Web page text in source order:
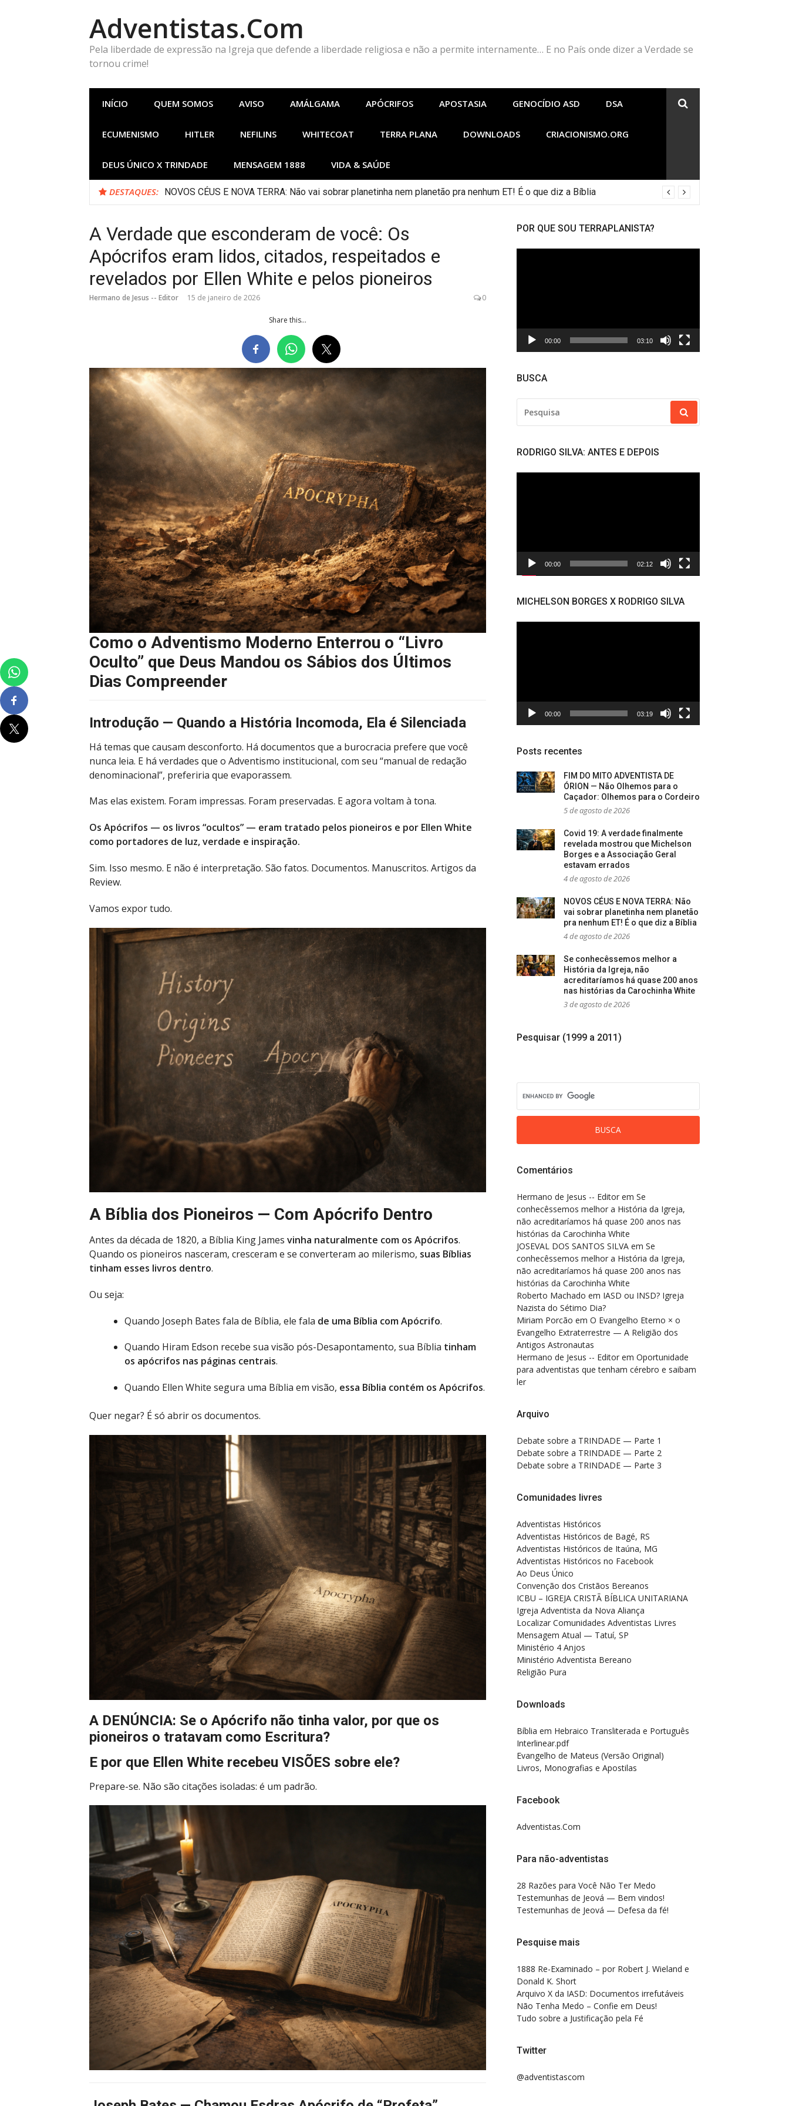
Adventistas.Com
Pela liberdade de expressão na Igreja que defende a liberdade religiosa e não a permite internamente… E no País onde dizer a Verdade se
tornou crime!
INÍCIO QUEM SOMOS AVISO AMÁLGAMA APÓCRIFOS APOSTASIA GENOCÍDIO ASD DSA
ECUMENISMO HITLER NEFILINS WHITECOAT TERRA PLANA DOWNLOADS CRIACIONISMO.ORG
DEUS ÚNICO X TRINDADE MENSAGEM 1888 VIDA & SAÚDE
DESTAQUES: NOVOS CÉUS E NOVA TERRA: Não vai sobrar planetinha nem planetão pra nenhum ET! É o que diz a Bíblia
A Verdade que esconderam de você: Os
Apócrifos eram lidos, citados, respeitados e
revelados por Ellen White e pelos pioneiros
Hermano de Jesus -- Editor 15 de janeiro de 2026 0
Share this...
Como o Adventismo Moderno Enterrou o “Livro
Oculto” que Deus Mandou os Sábios dos Últimos
Dias Compreender
Introdução — Quando a História Incomoda, Ela é Silenciada
Há temas que causam desconforto. Há documentos que a burocracia prefere que você
nunca leia. E há verdades que o Adventismo institucional, com seu “manual de redação
denominacional”, preferiria que evaporassem.
Mas elas existem. Foram impressas. Foram preservadas. E agora voltam à tona.
Os Apócrifos — os livros “ocultos” — eram tratado pelos pioneiros e por Ellen White
como portadores de luz, verdade e inspiração.
Sim. Isso mesmo. E não é interpretação. São fatos. Documentos. Manuscritos. Artigos da
Review.
Vamos expor tudo.
A Bíblia dos Pioneiros — Com Apócrifo Dentro
Antes da década de 1820, a Bíblia King James vinha naturalmente com os Apócrifos.
Quando os pioneiros nasceram, cresceram e se converteram ao milerismo, suas Bíblias
tinham esses livros dentro.
Ou seja:
Quando Joseph Bates fala de Bíblia, ele fala de uma Bíblia com Apócrifo.
Quando Hiram Edson recebe sua visão pós-Desapontamento, sua Bíblia tinham
os apócrifos nas páginas centrais.
Quando Ellen White segura uma Bíblia em visão, essa Bíblia contém os Apócrifos.
Quer negar? É só abrir os documentos.
A DENÚNCIA: Se o Apócrifo não tinha valor, por que os
pioneiros o tratavam como Escritura?
E por que Ellen White recebeu VISÕES sobre ele?
Prepare-se. Não são citações isoladas: é um padrão.
POR QUE SOU TERRAPLANISTA?
00:00 03:10
BUSCA
POR:
RODRIGO SILVA: ANTES E DEPOIS
00:00 02:12
MICHELSON BORGES X RODRIGO SILVA
00:00 03:19
Posts recentes
FIM DO MITO ADVENTISTA DE
ÓRION — Não Olhemos para o
Caçador: Olhemos para o Cordeiro
5 de agosto de 2026
Covid 19: A verdade finalmente
revelada mostrou que Michelson
Borges e a Associação Geral
estavam errados
4 de agosto de 2026
NOVOS CÉUS E NOVA TERRA: Não
vai sobrar planetinha nem planetão
pra nenhum ET! É o que diz a Bíblia
4 de agosto de 2026
Se conhecêssemos melhor a
História da Igreja, não
acreditaríamos há quase 200 anos
nas histórias da Carochinha White
3 de agosto de 2026
Pesquisar (1999 a 2011)
Comentários
Hermano de Jesus -- Editor em Se
conhecêssemos melhor a História da Igreja,
não acreditaríamos há quase 200 anos nas
histórias da Carochinha White
JOSEVAL DOS SANTOS SILVA em Se
conhecêssemos melhor a História da Igreja,
não acreditaríamos há quase 200 anos nas
histórias da Carochinha White
Roberto Machado em IASD ou INSD? Igreja
Nazista do Sétimo Dia?
Miriam Porcão em O Evangelho Eterno × o
Evangelho Extraterrestre — A Religião dos
Antigos Astronautas
Hermano de Jesus -- Editor em Oportunidade
para adventistas que tenham cérebro e saibam
ler
Arquivo
Debate sobre a TRINDADE — Parte 1
Debate sobre a TRINDADE — Parte 2
Debate sobre a TRINDADE — Parte 3
Comunidades livres
Adventistas Históricos
Adventistas Históricos de Bagé, RS
Adventistas Históricos de Itaúna, MG
Adventistas Históricos no Facebook
Ao Deus Único
Convenção dos Cristãos Bereanos
ICBU – IGREJA CRISTÃ BÍBLICA UNITARIANA
Igreja Adventista da Nova Aliança
Localizar Comunidades Adventistas Livres
Mensagem Atual — Tatuí, SP
Ministério 4 Anjos
Ministério Adventista Bereano
Religião Pura
Downloads
Bíblia em Hebraico Transliterada e Português
Interlinear.pdf
Evangelho de Mateus (Versão Original)
Livros, Monografias e Apostilas
Facebook
Adventistas.Com
Para não-adventistas
28 Razões para Você Não Ter Medo
Testemunhas de Jeová — Bem vindos!
Testemunhas de Jeová — Defesa da fé!
Pesquise mais
1888 Re-Examinado – por Robert J. Wieland e
Donald K. Short
Arquivo X da IASD: Documentos irrefutáveis
Não Tenha Medo – Confie em Deus!
Tudo sobre a Justificação pela Fé
Twitter
@adventistascom